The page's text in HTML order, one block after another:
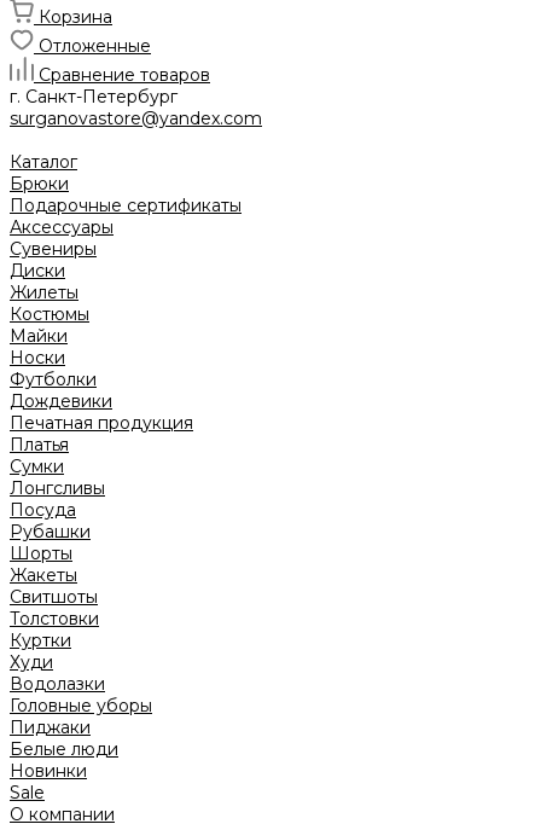
Корзина
Отложенные
Сравнение товаров
г. Санкт-Петербург
surganovastore@yandex.com
Каталог
Брюки
Подарочные сертификаты
Аксессуары
Сувениры
Диски
Жилеты
Костюмы
Майки
Носки
Футболки
Дождевики
Печатная продукция
Платья
Сумки
Лонгсливы
Посуда
Рубашки
Шорты
Жакеты
Свитшоты
Толстовки
Куртки
Худи
Водолазки
Головные уборы
Пиджаки
Белые люди
Новинки
Sale
О компании